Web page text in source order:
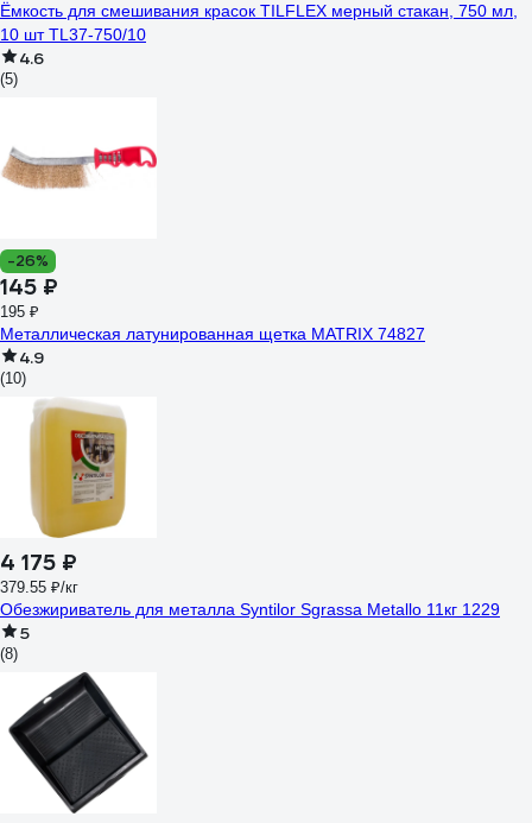
Ёмкость для смешивания красок TILFLEX мерный стакан, 750 мл,
10 шт TL37-750/10
4.6
(5)
-26%
145 ₽
195 ₽
Металлическая латунированная щетка MATRIX 74827
4.9
(10)
4 175 ₽
379.55 ₽/кг
Обезжириватель для металла Syntilor Sgrassa Metallo 11кг 1229
5
(8)